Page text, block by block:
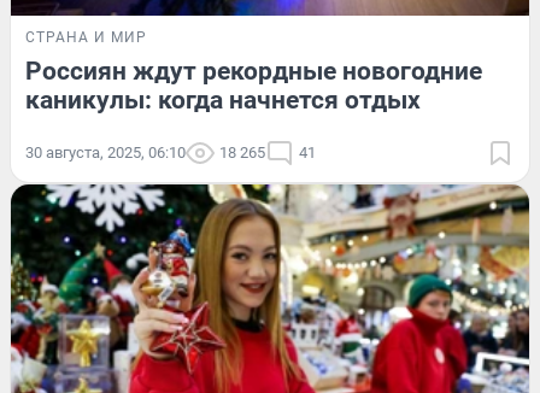
СТРАНА И МИР
Россиян ждут рекордные новогодние
каникулы: когда начнется отдых
30 августа, 2025, 06:10 18 265 41